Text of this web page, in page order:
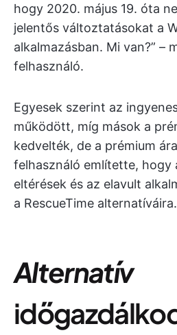
hogy 2020. május 19. óta
jelentős változtatásokat a
alkalmazásban. Mi van?” –
felhasználó.
Egyesek szerint az
működött, míg mások a
kedvelték, de a prémium
felhasználó említette, hogy
eltérések és az elavult
a RescueTime alternatíváira.
Alternatív